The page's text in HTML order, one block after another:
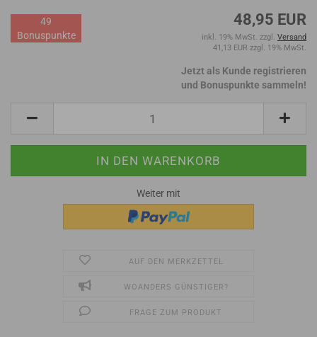
48,95 EUR
inkl. 19% MwSt. zzgl. Versand
41,13 EUR zzgl. 19% MwSt.
49
Bonuspunkte
Jetzt als Kunde registrieren
und Bonuspunkte sammeln!
Weiter mit
AUF DEN MERKZETTEL
WOANDERS GÜNSTIGER?
FRAGE ZUM PRODUKT